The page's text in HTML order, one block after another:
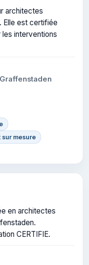
architectes
Elle est certifiée
les interventions
sur mesure
en architectes
CERTIFIE.